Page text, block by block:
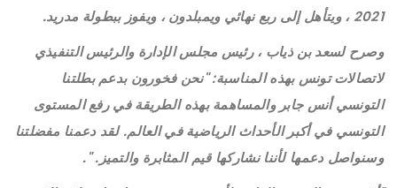
2021 ، ويتأهل إلى ربع نهائي ويمبلدون ، ويفوز ببطولة مدريد.
وصرح لسعد بن ذياب ، رئيس مجلس الإدارة والرئيس التنفيذي
لاتصالات تونس بهذه المناسبة: "نحن فخورون بدعم بطلتنا
التونسي أنس جابر والمساهمة بهذه الطريقة في رفع المستوى
التونسي في أكبر الأحداث الرياضية في العالم. لقد دعمنا مفضلتنا
وسنواصل دعمها لأننا نشاركها قيم المثابرة والتميز. ".